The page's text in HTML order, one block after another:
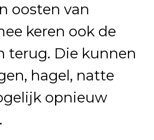
oosten van
keren ook de
terug. Die kunnen
hagel, natte
opnieuw